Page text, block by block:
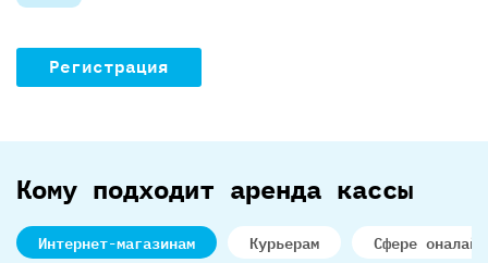
Регистрация
Кому подходит аренда кассы
Интернет-магазинам Курьерам Сфере